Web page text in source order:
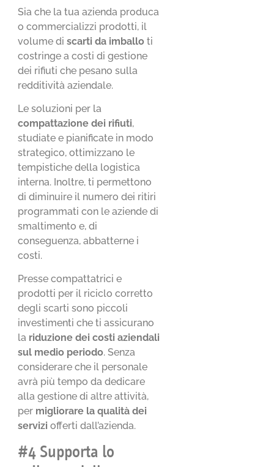
Sia che la tua azienda produca
o commercializzi prodotti, il
volume discarti da imballo ti
costringe a costi di gestione
dei rifiuti che pesano sulla
redditività aziendale.
Le soluzioni per la
compattazione dei rifiuti,
studiate e pianificate in modo
strategico, ottimizzano le
tempistiche della logistica
interna. Inoltre, ti permettono
di diminuire il numero dei ritiri
programmati con le aziende di
smaltimento e, di
conseguenza, abbatterne i
costi.
Presse compattatrici e
prodotti per il riciclo corretto
degli scarti sono piccoli
investimenti che ti assicurano
la riduzione dei costi aziendali
sul medio periodo. Senza
considerare che il personale
avrà più tempo da dedicare
alla gestione di altre attività,
per migliorare la qualità dei
servizi offerti dall’azienda.
#4 Supporta lo